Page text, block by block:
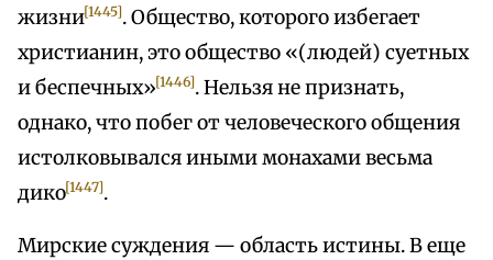
жизни[1445]. Общество, которого избегает
христианин, это общество «(людей) суетных
и беспечных»[1446]. Нельзя не признать,
однако, что побег от человеческого общения
истолковывался иными монахами весьма
дико[1447].
Мирские суждения — область истины. В еще